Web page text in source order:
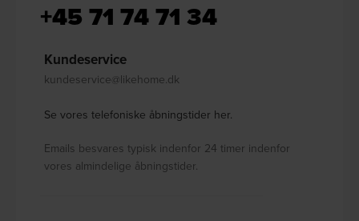
+45 71 74 71 34
Kundeservice
kundeservice@likehome.dk
Se vores telefoniske åbningstider her.
Emails besvares typisk indenfor 24 timer indenfor
vores almindelige åbningstider.